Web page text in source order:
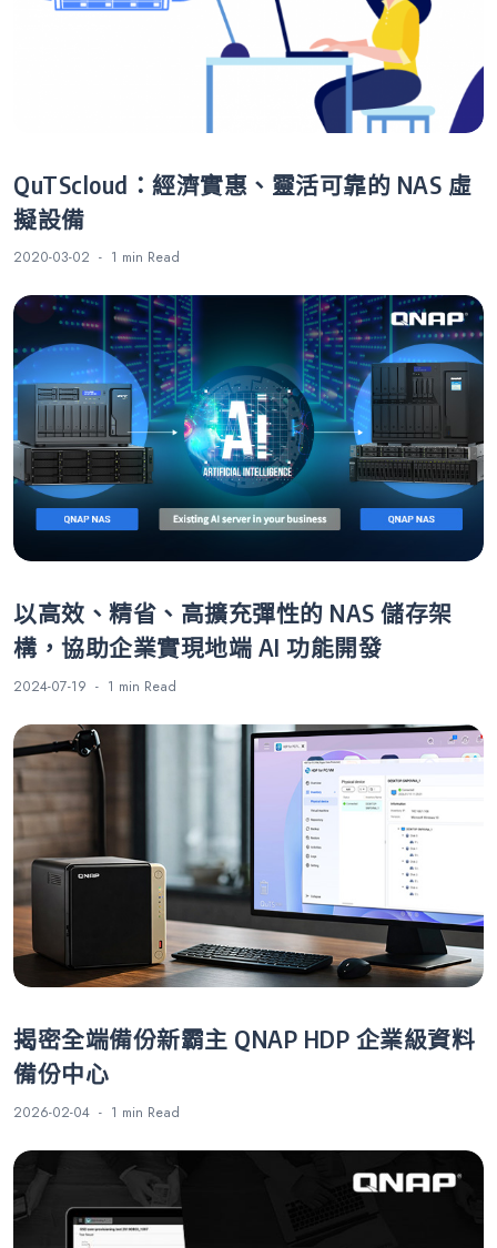
QuTScloud：經濟實惠、靈活可靠的 NAS 虛
擬設備
2020-03-02 1 min Read
以高效、精省、高擴充彈性的 NAS 儲存架
構，協助企業實現地端 AI 功能開發
2024-07-19 1 min Read
揭密全端備份新霸主 QNAP HDP 企業級資料
備份中心
2026-02-04 1 min Read